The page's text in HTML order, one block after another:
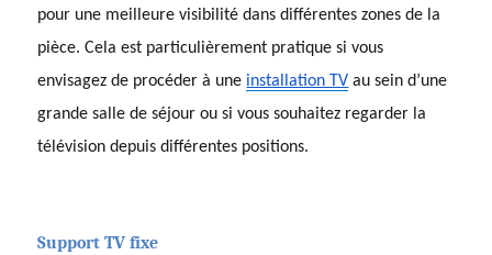
pour une meilleure visibilité dans différentes zones de la
pièce. Cela est particulièrement pratique si vous
envisagez de procéder à une installation TV au sein d’une
grande salle de séjour ou si vous souhaitez regarder la
télévision depuis différentes positions.
Support TV fixe